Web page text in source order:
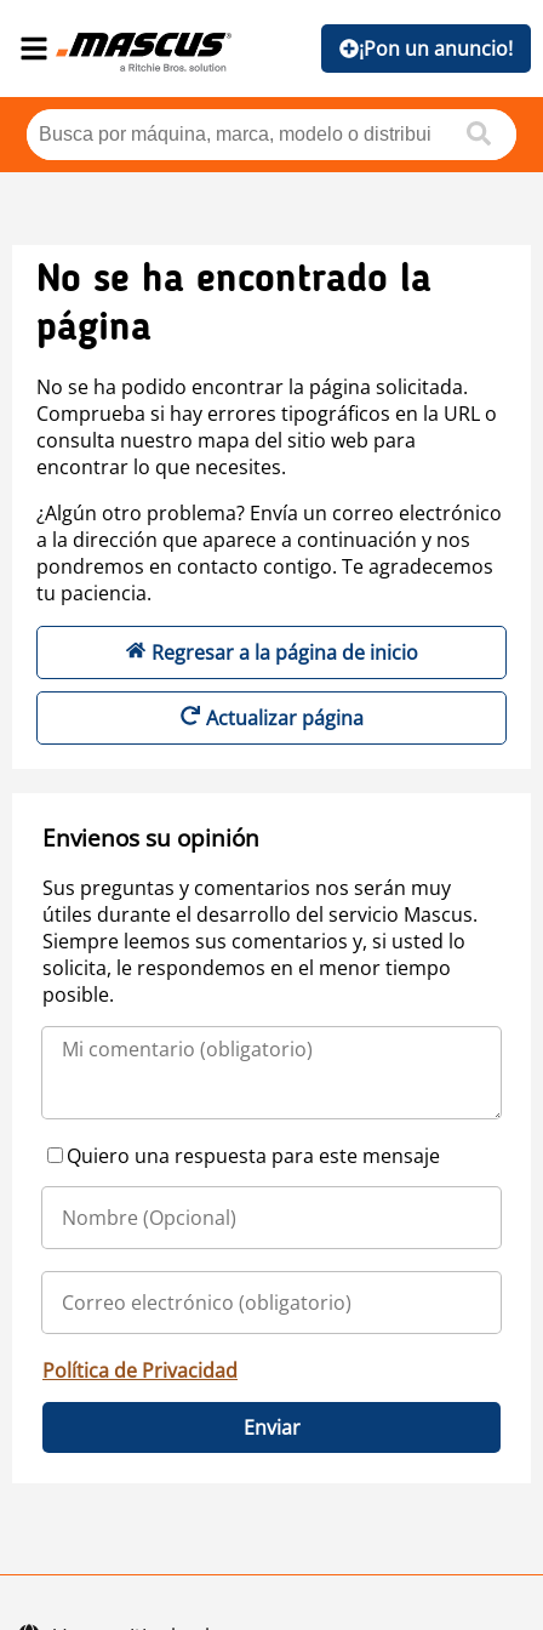
¡Pon un anuncio!
No se ha encontrado la
página
No se ha podido encontrar la página solicitada.
Comprueba si hay errores tipográficos en la URL o
consulta nuestro mapa del sitio web para
encontrar lo que necesites.
¿Algún otro problema? Envía un correo electrónico
a la dirección que aparece a continuación y nos
pondremos en contacto contigo. Te agradecemos
tu paciencia.
Regresar a la página de inicio
Actualizar página
Envienos su opinión
Sus preguntas y comentarios nos serán muy
útiles durante el desarrollo del servicio Mascus.
Siempre leemos sus comentarios y, si usted lo
solicita, le respondemos en el menor tiempo
posible.
Quiero una respuesta para este mensaje
Política de Privacidad
Enviar